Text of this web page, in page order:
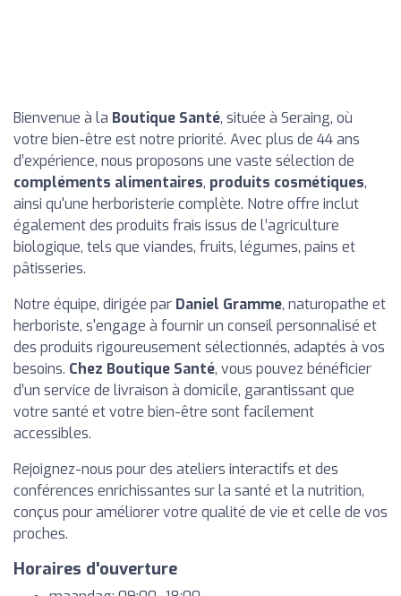
Bienvenue à la Boutique Santé, située à Seraing, où
votre bien-être est notre priorité. Avec plus de 44 ans
d’expérience, nous proposons une vaste sélection de
compléments alimentaires, produits cosmétiques,
ainsi qu'une herboristerie complète. Notre offre inclut
également des produits frais issus de l’agriculture
biologique, tels que viandes, fruits, légumes, pains et
pâtisseries.
Notre équipe, dirigée par Daniel Gramme, naturopathe et
herboriste, s'engage à fournir un conseil personnalisé et
des produits rigoureusement sélectionnés, adaptés à vos
besoins. Chez Boutique Santé, vous pouvez bénéficier
d’un service de livraison à domicile, garantissant que
votre santé et votre bien-être sont facilement
accessibles.
Rejoignez-nous pour des ateliers interactifs et des
conférences enrichissantes sur la santé et la nutrition,
conçus pour améliorer votre qualité de vie et celle de vos
proches.
Horaires d'ouverture